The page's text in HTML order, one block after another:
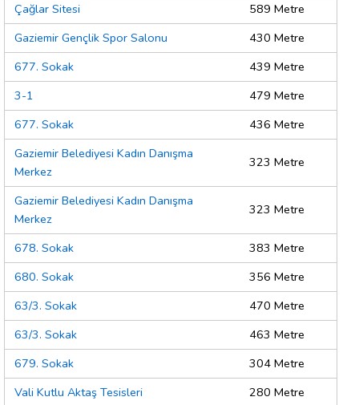
Çağlar Sitesi
589 Metre
Gaziemir Gençlik Spor Salonu
430 Metre
677. Sokak
439 Metre
3-1
479 Metre
677. Sokak
436 Metre
Gaziemir Belediyesi Kadın Danışma
Merkez
323 Metre
Gaziemir Belediyesi Kadın Danışma
Merkez
323 Metre
678. Sokak
383 Metre
680. Sokak
356 Metre
63/3. Sokak
470 Metre
63/3. Sokak
463 Metre
679. Sokak
304 Metre
Vali Kutlu Aktaş Tesisleri
280 Metre